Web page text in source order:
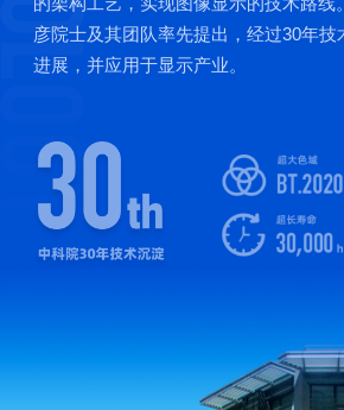
彦院士及其团队率先提出，经过30年技
进展，并应用于显示产业。